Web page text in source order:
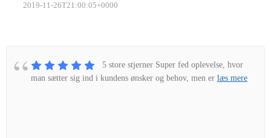
2019-11-26T21:00:05+0000
5 store stjerner Super fed oplevelse, hvor
man sætter sig ind i kundens ønsker og behov, men er læs mere